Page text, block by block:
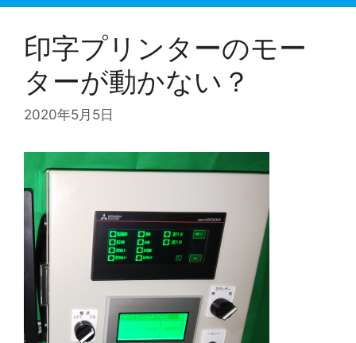
印字プリンターのモー
ターが動かない？
2020年5月5日